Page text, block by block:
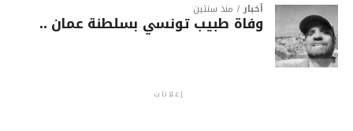
أخبار منذ سنتين
وفاة طبيب تونسي بسلطنة عمان ..
إعلانات